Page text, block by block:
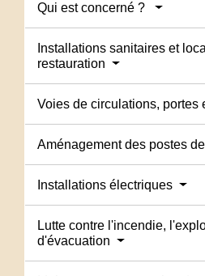
Qui est concerné ?
Installations sanitaires et
restauration
Voies de circulations, portes
Aménagement des postes
Installations électriques
Lutte contre l'incendie,
d'évacuation